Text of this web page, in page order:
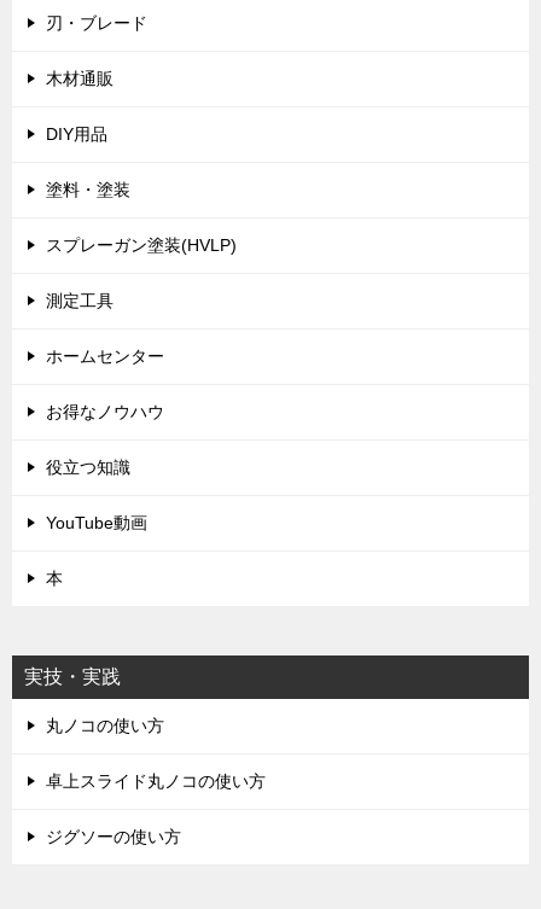
刃・ブレード
木材通販
DIY用品
塗料・塗装
スプレーガン塗装(HVLP)
測定工具
ホームセンター
お得なノウハウ
役立つ知識
YouTube動画
本
実技・実践
丸ノコの使い方
卓上スライド丸ノコの使い方
ジグソーの使い方